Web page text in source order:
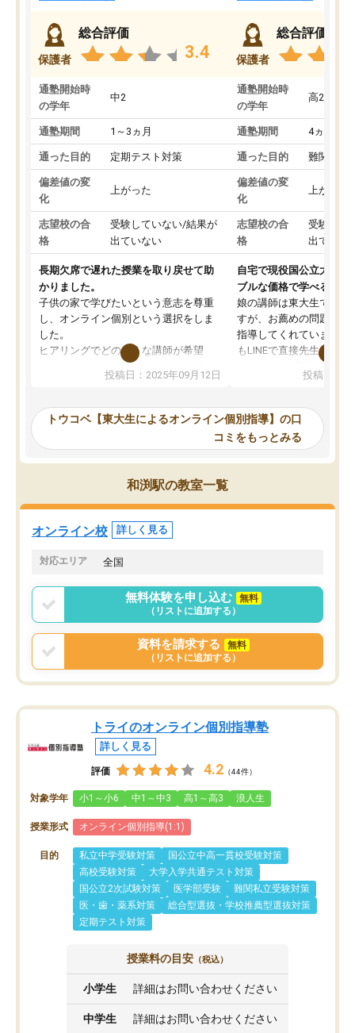
保護者
総合評価
3.4
通塾開始時
の学年
中2
通塾期間 1～3ヵ月
通った目的 定期テスト対策
偏差値の変
化
上がった
志望校の合
格
受験していない/結果が
出ていない
長期欠席で遅れた授業を取り戻せて助
かりました。
子供の家で学びたいという意志を尊重
し、オンライン個別という選択をしま
した。
ヒアリングでどのような講師が希望
か、オプションは付帯するかなど選ぶ
事が出来ました。
ーティングを行い、その講師で良いか
見てから講師を決定する事ができま
す。
うちの子は、初回面談の講師の方で決
オンラインツールを使用した単語帳の
共有があり宿題もそちらで出される形
でした。
言う事で講師変更の申し出があり、あ
まりに短期での変更だった為、塾に通
う事にして退会しました。遅れも取り
戻せ、授業内容や講師の方は良かった
と思います。
投稿日：2025年09月12日
保護者
総合評価
通塾開始時
の学年
高2
通塾期間 4ヵ月～1
通った目的 難関私立
偏差値の変
化
上がった
志望校の合
格
受験して
出ていな
自宅で現役国公立大学生
ブルな価格で学べる
娘の講師は東大生では無
すが、お薦めの問題集や
指導してくれています。
もLINEで直接先生に質問
めれるので、個人に合
いなのがあり(有料)、受
ことをどんなスケジュー
くか相談したのですが、
ち期待したものではなく
くなってきたようなので
投稿日：
トウコベ【東大生によるオンライン個別指導】の口
コミをもっとみる
和渕駅の教室一覧
オンライン校 詳しく見る
対応エリア 全国
無料体験を申し込む
無料
（リストに追加する）
資料を請求する
無料
（リストに追加する）
トライのオンライン個別指導塾
詳しく見る
評価 4.2 （44件）
対象学年 小1～小6 中1～中3 高1～高3 浪人生
授業形式 オンライン個別指導(1:1)
目的 私立中学受験対策
国公立中高一貫校受験対策
高校受験対策
大学入学共通テスト対策
国公立2次試験対策
医学部受験
難関私立受験対策
医・歯・薬系対策
総合型選抜・学校推薦型選抜対策
定期テスト対策
授業料の目安 （税込）
小学生 詳細はお問い合わせください
中学生 詳細はお問い合わせください